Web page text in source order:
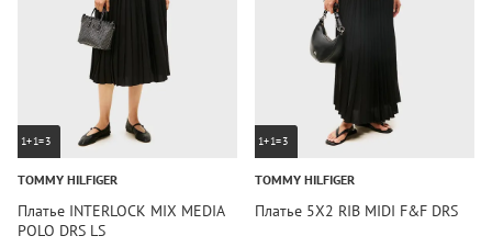
1+1=3
TOMMY HILFIGER
Платье INTERLOCK MIX MEDIA
POLO DRS LS
1+1=3
TOMMY HILFIGER
Платье 5X2 RIB MIDI F&F DRS